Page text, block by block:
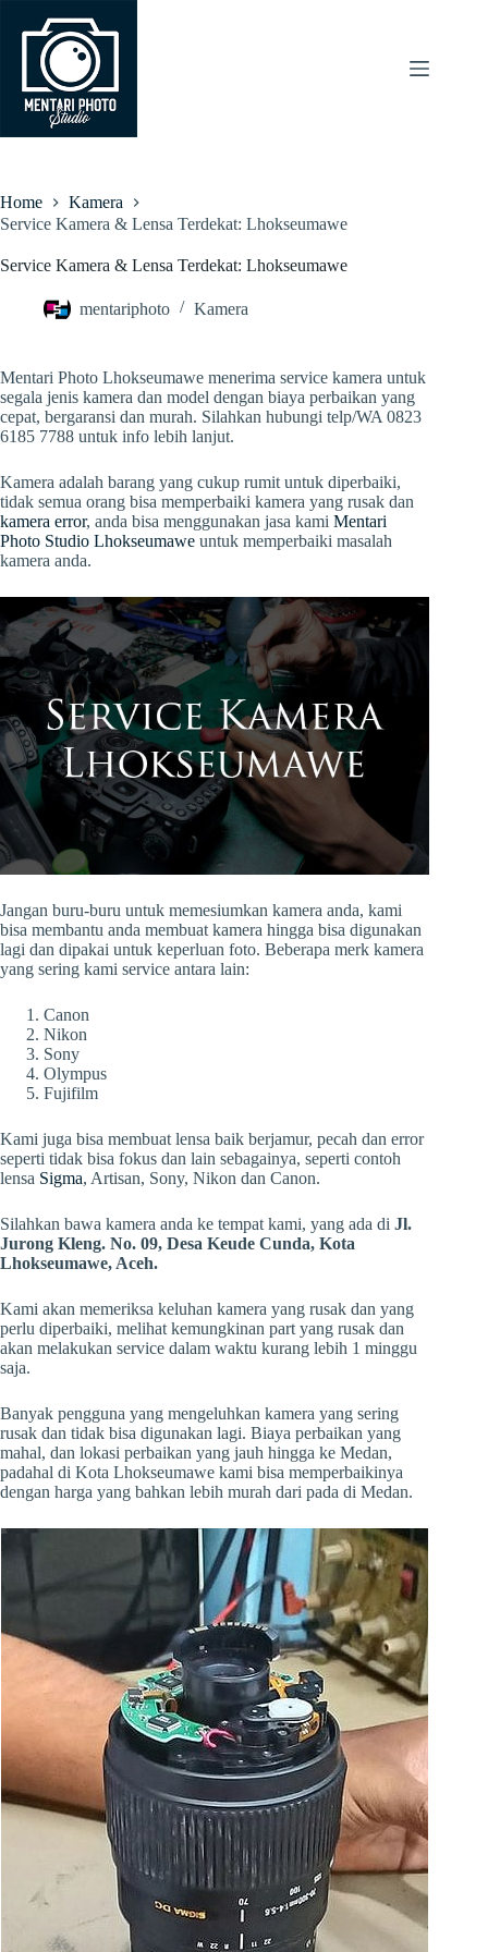
content
Home
Kamera
Service Kamera & Lensa Terdekat: Lhokseumawe
Service Kamera & Lensa Terdekat: Lhokseumawe
mentariphoto Kamera
Mentari Photo Lhokseumawe menerima service kamera untuk
segala jenis kamera dan model dengan biaya perbaikan yang
cepat, bergaransi dan murah. Silahkan hubungi telp/WA 0823
6185 7788 untuk info lebih lanjut.
Kamera adalah barang yang cukup rumit untuk diperbaiki,
tidak semua orang bisa memperbaiki kamera yang rusak dan
kamera error, anda bisa menggunakan jasa kami Mentari
Photo Studio Lhokseumawe untuk memperbaiki masalah
kamera anda.
Jangan buru-buru untuk memesiumkan kamera anda, kami
bisa membantu anda membuat kamera hingga bisa digunakan
lagi dan dipakai untuk keperluan foto. Beberapa merk kamera
yang sering kami service antara lain:
Canon
Nikon
Sony
Olympus
Fujifilm
Kami juga bisa membuat lensa baik berjamur, pecah dan error
seperti tidak bisa fokus dan lain sebagainya, seperti contoh
lensa Sigma, Artisan, Sony, Nikon dan Canon.
Silahkan bawa kamera anda ke tempat kami, yang ada di Jl.
Jurong Kleng. No. 09, Desa Keude Cunda, Kota
Lhokseumawe, Aceh.
Kami akan memeriksa keluhan kamera yang rusak dan yang
perlu diperbaiki, melihat kemungkinan part yang rusak dan
akan melakukan service dalam waktu kurang lebih 1 minggu
saja.
Banyak pengguna yang mengeluhkan kamera yang sering
rusak dan tidak bisa digunakan lagi. Biaya perbaikan yang
mahal, dan lokasi perbaikan yang jauh hingga ke Medan,
padahal di Kota Lhokseumawe kami bisa memperbaikinya
dengan harga yang bahkan lebih murah dari pada di Medan.